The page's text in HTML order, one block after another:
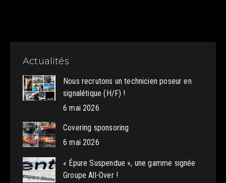
Actualités
Nous recrutons un technicien poseur en
signalétique (H/F) !
6 mai 2026
Covering sponsoring
6 mai 2026
« Épure Suspendue », une gamme signée
Groupe All-Over !